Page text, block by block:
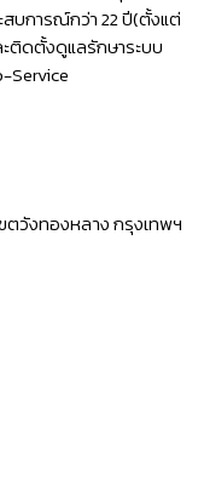
บการณ์กว่า 22 ปี(ตั้งแต่
ะติดตั้งดูแลรักษาระบบ
Service
ตวังทองหลาง กรุงเทพฯ